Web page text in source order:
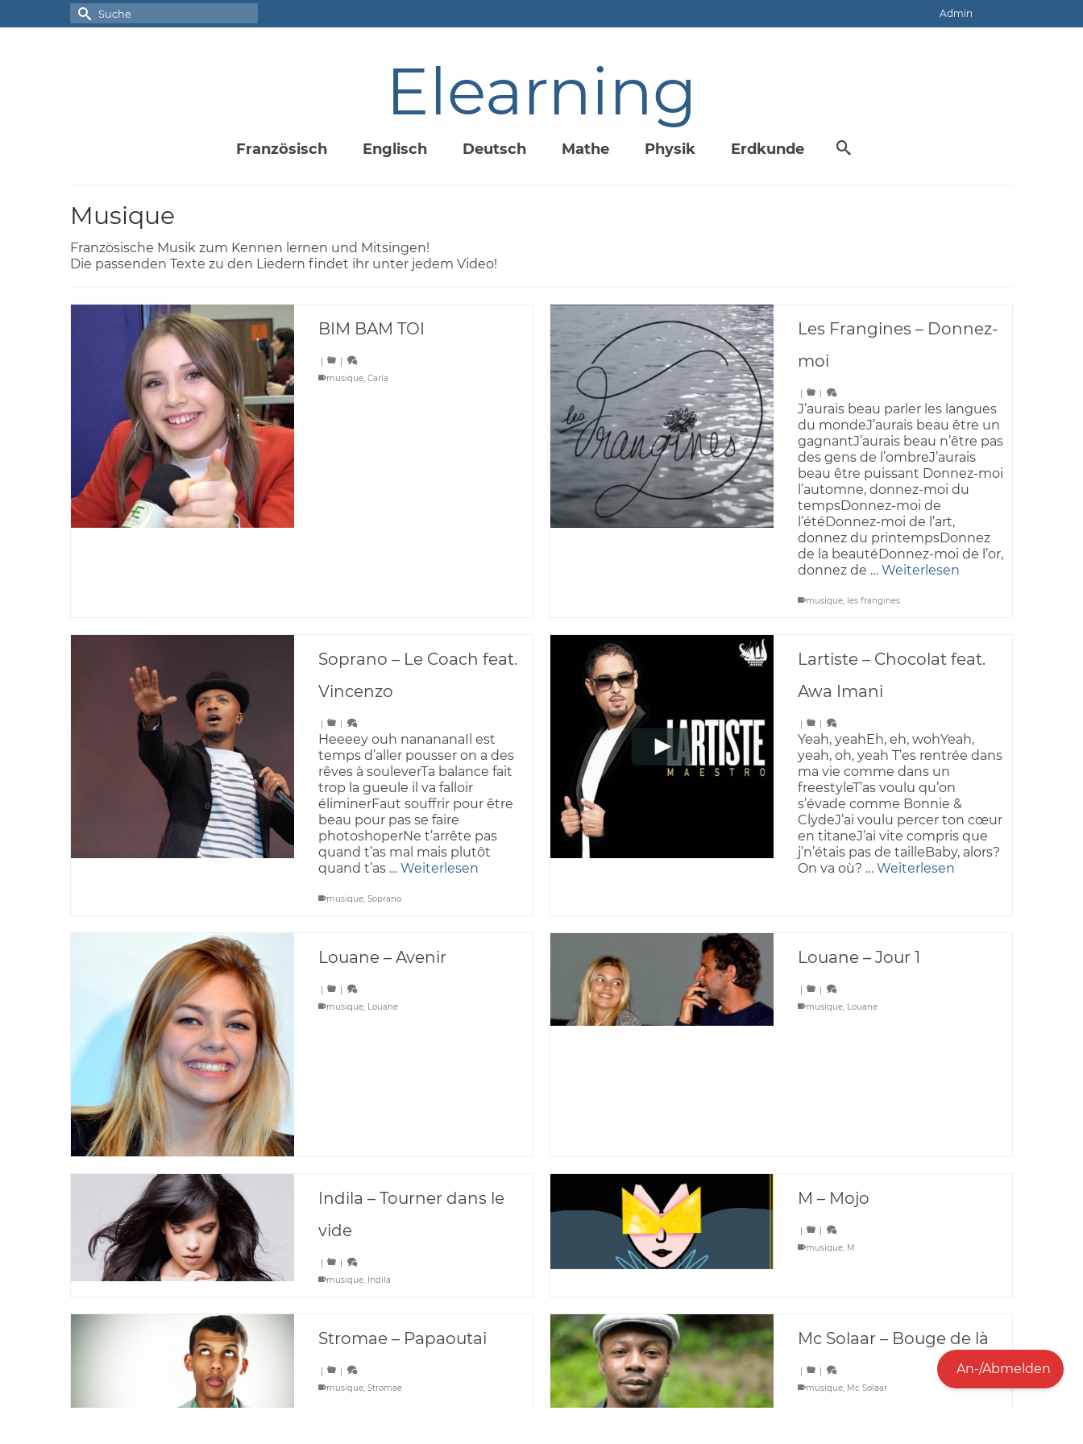
Admin
Suche
nach:
Elearning
Französisch Englisch Deutsch Mathe Physik Erdkunde
Musique
Französische Musik zum Kennen lernen und Mitsingen!
Die passenden Texte zu den Liedern findet ihr unter jedem Video!
BIM BAM TOI
| |
musique, Carla
Les Frangines – Donnez-
moi
| |
J’aurais beau parler les langues
du mondeJ’aurais beau être un
gagnantJ’aurais beau n’être pas
des gens de l’ombreJ’aurais
beau être puissant Donnez-moi
l’automne, donnez-moi du
tempsDonnez-moi de
l’étéDonnez-moi de l’art,
donnez du printempsDonnez
de la beautéDonnez-moi de l’or,
donnez de … Weiterlesen
musique, les frangines
Soprano – Le Coach feat.
Vincenzo
| |
Heeeey ouh nanananaIl est
temps d’aller pousser on a des
rêves à souleverTa balance fait
trop la gueule il va falloir
éliminerFaut souffrir pour être
beau pour pas se faire
photoshoperNe t’arrête pas
quand t’as mal mais plutôt
quand t’as … Weiterlesen
musique, Soprano
Lartiste – Chocolat feat.
Awa Imani
| |
Yeah, yeahEh, eh, wohYeah,
yeah, oh, yeah T’es rentrée dans
ma vie comme dans un
freestyleT’as voulu qu’on
s’évade comme Bonnie &
ClydeJ’ai voulu percer ton cœur
en titaneJ’ai vite compris que
j’n’étais pas de tailleBaby, alors?
On va où? … Weiterlesen
Louane – Avenir
| |
musique, Louane
Louane – Jour 1
| |
musique, Louane
Indila – Tourner dans le
vide
| |
musique, Indila
M – Mojo
| |
musique, M
Stromae – Papaoutai
| |
musique, Stromae
Mc Solaar – Bouge de là
| |
musique, Mc Solaar
An-/Abmelden